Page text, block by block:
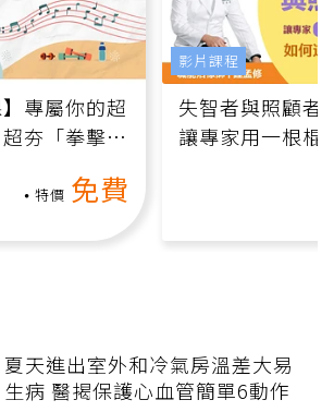
】專屬你的超
夯「拳擊有
特價 免費
失智者與照顧者
讓專家用一根棍
影片課程
夏天進出室外和冷氣房溫差大易
生病 醫揭保護心血管簡單6動作